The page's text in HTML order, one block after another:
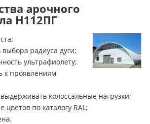
арочного
Н112ПГ
радиуса дуги;
ультрафиолету;
к проявлениям
колоссальные нагрузки;
цветов по каталогу RAL;